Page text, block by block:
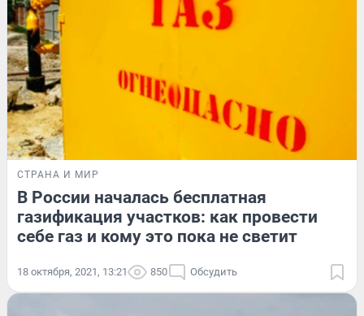
СТРАНА И МИР
В России началась бесплатная
газификация участков: как провести
себе газ и кому это пока не светит
18 октября, 2021, 13:21 850 Обсудить